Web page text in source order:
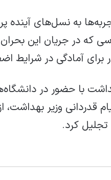
به نسل‌های
که در جریان این
برای آمادگی در شرایط
با حضور در
قدردانی وزیر